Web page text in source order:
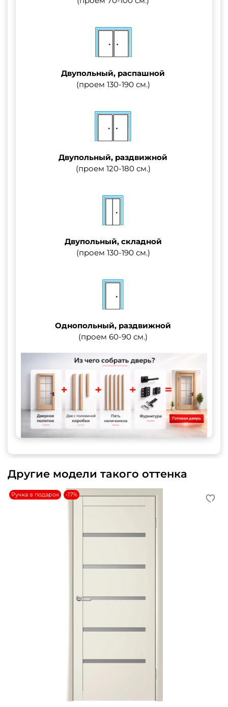
Двупольный, распашной
(проем 130-190 см.)
Двупольный, раздвижной
(проем 120-180 см.)
Двупольный, складной
(проем 130-190 см.)
Однопольный, раздвижной
(проем 60-90 см.)
Другие модели такого оттенка
Ручка в подарок -17%